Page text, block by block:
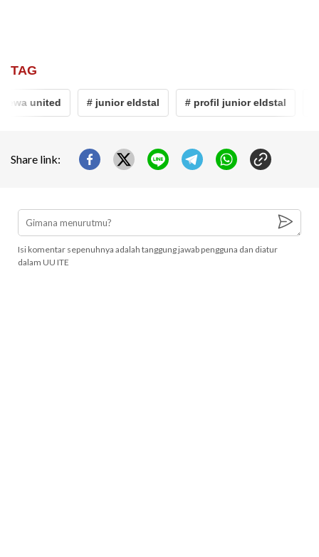
TAG
united # junior eldstal # profil junior eldstal
Share link:
Isi komentar sepenuhnya adalah tanggung jawab pengguna dan diatur
dalam UU ITE